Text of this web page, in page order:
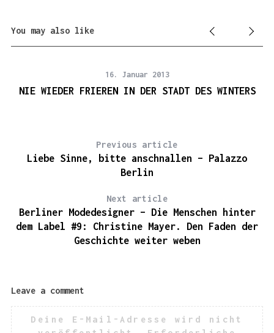
You may also like
16. Januar 2013
NIE WIEDER FRIEREN IN DER STADT DES WINTERS
Previous article
Liebe Sinne, bitte anschnallen – Palazzo
Berlin
Next article
Berliner Modedesigner – Die Menschen hinter
dem Label #9: Christine Mayer. Den Faden der
Geschichte weiter weben
Leave a comment
Deine E-Mail-Adresse wird nicht
f
o